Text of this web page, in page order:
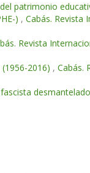
patrimonio
) , Cabás. Revista
Revista
2016) , Cabás.
fascista